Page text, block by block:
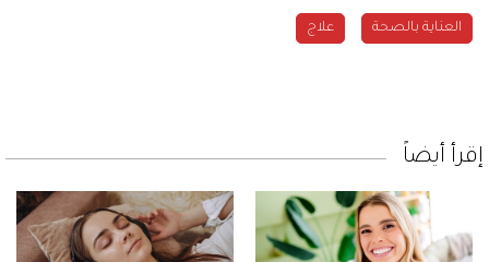
العناية بالصحة علاج
إقرأ أيضاً